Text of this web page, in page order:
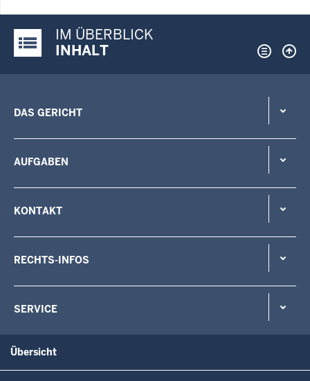
Justiz-Portal im Überblick:
IM ÜBERBLICK
INHALT
DAS GERICHT
AUFGABEN
KONTAKT
RECHTS-INFOS
SERVICE
Übersicht